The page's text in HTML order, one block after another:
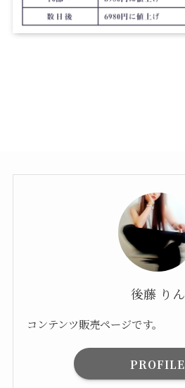
後藤 りん
コンテンツ販売ページです。
PROFILE